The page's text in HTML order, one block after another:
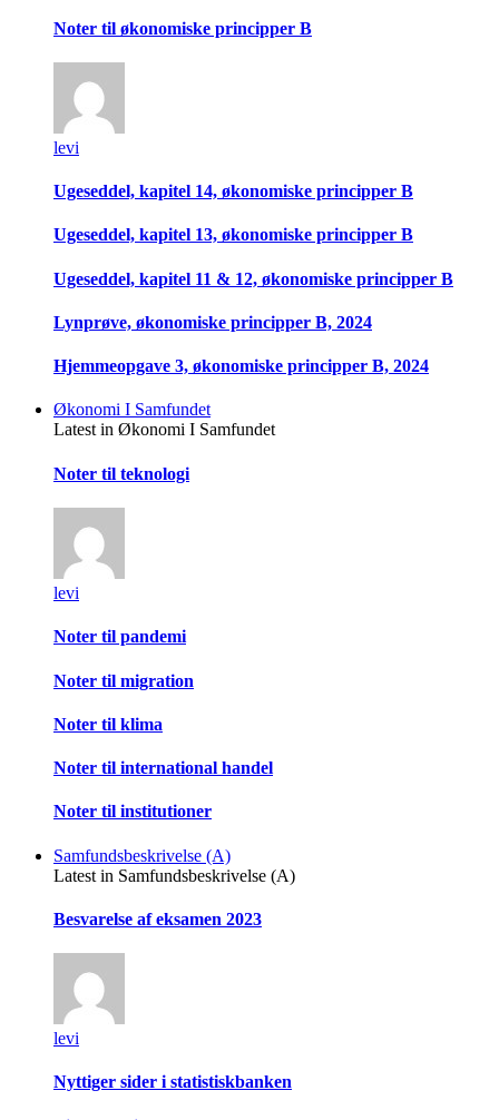
Noter til økonomiske principper B
levi
Ugeseddel, kapitel 14, økonomiske principper B
Ugeseddel, kapitel 13, økonomiske principper B
Ugeseddel, kapitel 11 & 12, økonomiske principper B
Lynprøve, økonomiske principper B, 2024
Hjemmeopgave 3, økonomiske principper B, 2024
Økonomi I Samfundet
Latest in Økonomi I Samfundet
Noter til teknologi
levi
Noter til pandemi
Noter til migration
Noter til klima
Noter til international handel
Noter til institutioner
Samfundsbeskrivelse (A)
Latest in Samfundsbeskrivelse (A)
Besvarelse af eksamen 2023
levi
Nyttiger sider i statistiskbanken